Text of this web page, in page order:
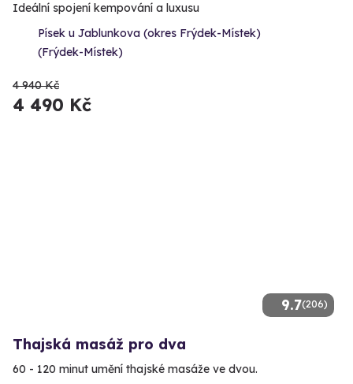
Ideální spojení kempování a luxusu
Písek u Jablunkova (okres Frýdek-Místek)
(Frýdek-Místek)
4 940 Kč
4 490 Kč
9.7(206)
Thajská masáž pro dva
60 - 120 minut umění thajské masáže ve dvou.